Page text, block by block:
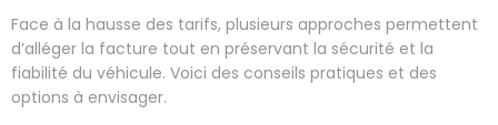
Face à la hausse des tarifs, plusieurs approches permettent
d’alléger la facture tout en préservant la sécurité et la
fiabilité du véhicule. Voici des conseils pratiques et des
options à envisager.